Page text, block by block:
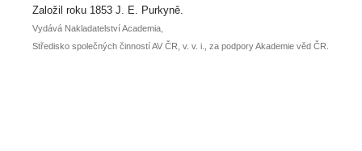
posteru je už 30. června.
Založil roku 1853 J. E. Purkyně.
Vydává Nakladatelství Academia,
Středisko společných činností AV ČR, v. v. i., za podpory Akademie věd ČR.